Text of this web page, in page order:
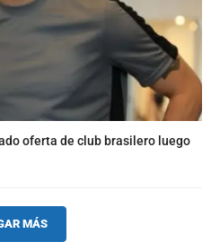
oferta de club brasilero luego
MÁS